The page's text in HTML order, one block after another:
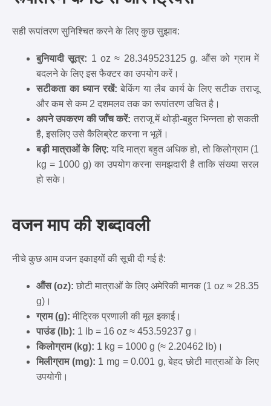
सही रूपांतरण सुनिश्चित करने के लिए कुछ सुझाव:
बुनियादी सूत्र: 1 oz ≈ 28.349523125 g. औंस को ग्राम में
बदलने के लिए इस फैक्टर का उपयोग करें।
सटीकता का ध्यान रखें: बेकिंग या लैब कार्य के लिए सटीक तराजू
और कम से कम 2 दशमलव तक का रूपांतरण उचित है।
अपने उपकरण की जाँच करें: तराजू में थोड़ी-बहुत भिन्नता हो सकती
है, इसलिए उसे कैलिब्रेट करना न भूलें।
बड़ी मात्राओं के लिए: यदि मात्रा बहुत अधिक हो, तो किलोग्राम (1
kg = 1000 g) का उपयोग करना समझदारी है ताकि संख्या सरल
हो सके।
वजन माप की शब्दावली
नीचे कुछ आम वजन इकाइयों की सूची दी गई है:
औंस (oz): छोटी मात्राओं के लिए अमेरिकी मानक (1 oz ≈ 28.35
g)।
ग्राम (g): मीट्रिक प्रणाली की मूल इकाई।
पाउंड (lb): 1 lb = 16 oz ≈ 453.59237 g।
किलोग्राम (kg): 1 kg = 1000 g (≈ 2.20462 lb)।
मिलीग्राम (mg): 1 mg = 0.001 g, बेहद छोटी मात्राओं के लिए
उपयोगी।